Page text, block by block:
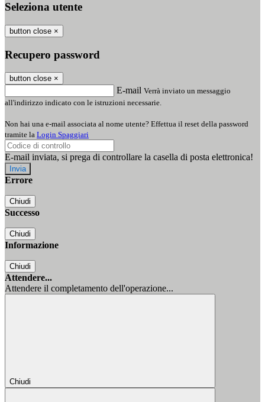
Seleziona utente
button close ×
Recupero password
button close ×
E-mail Verrà inviato un messaggio
all'indirizzo indicato con le istruzioni necessarie.
Non hai una e-mail associata al nome utente? Effettua il reset della password
tramite la Login Spaggiari
E-mail inviata, si prega di controllare la casella di posta elettronica!
Errore
Chiudi
Successo
Chiudi
Informazione
Chiudi
Attendere...
Attendere il completamento dell'operazione...
Chiudi